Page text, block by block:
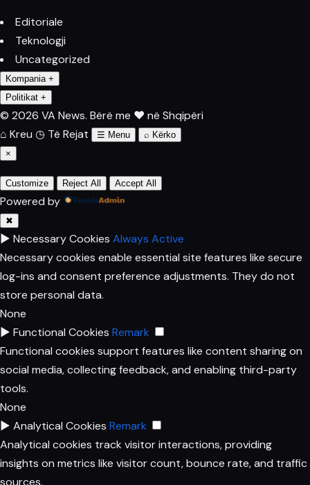
Editoriale
Teknologji
Uncategorized
Kompania +
Politikat +
© 2026 VA News. Bërë me ♥ në Shqipëri
⌂ Kreu ◷ Të Rejat ☰ Menu ⌕ Kërko
×
Customize Reject All Accept All
Powered by
✖
► Necessary Cookies Always Active
Necessary cookies enable essential site features like secure
log-ins and consent preference adjustments. They do not
store personal data.
None
► Functional Cookies Remark
Functional cookies support features like content sharing on
social media, collecting feedback, and enabling third-party
tools.
None
► Analytical Cookies Remark
Analytical cookies track visitor interactions, providing
insights on metrics like visitor count, bounce rate, and traffic
sources.